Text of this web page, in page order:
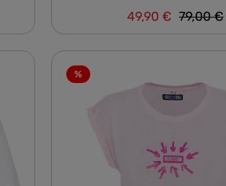
Verkaufspreis:
49,90 € 79,00 €
%